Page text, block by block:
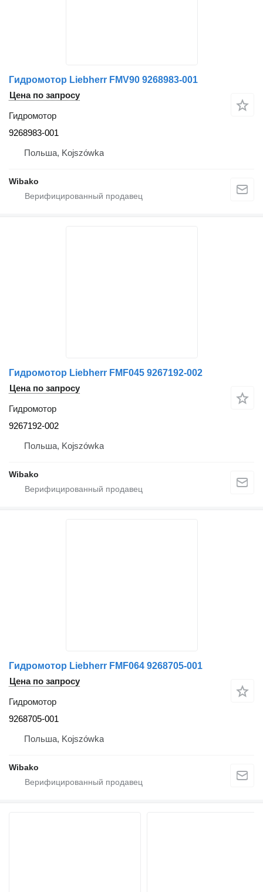
Гидромотор Liebherr FMV90 9268983-001
Цена по запросу
Гидромотор
9268983-001
Польша, Kojszówka
Wibako
Гидромотор Liebherr FMF045 9267192-002
Цена по запросу
Гидромотор
9267192-002
Польша, Kojszówka
Wibako
Гидромотор Liebherr FMF064 9268705-001
Цена по запросу
Гидромотор
9268705-001
Польша, Kojszówka
Wibako